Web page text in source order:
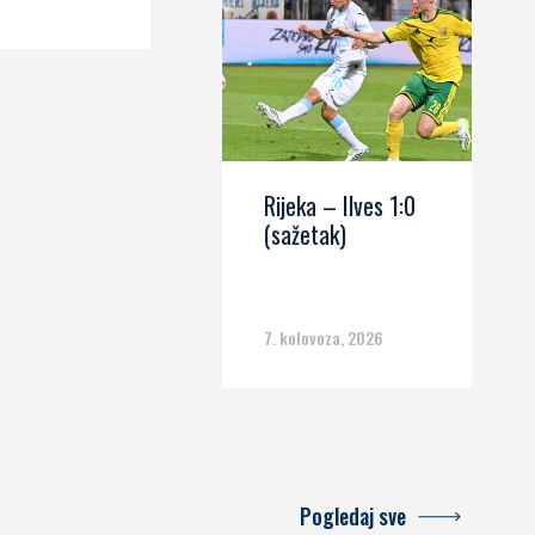
Rijeka – Ilves 1:0
(sažetak)
7. kolovoza, 2026
Pogledaj sve